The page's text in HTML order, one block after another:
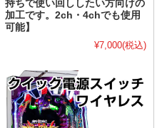
持ちで使い回ししたい方向けの
加工です。2ch・4chでも使用
可能】
¥7,000(税込)